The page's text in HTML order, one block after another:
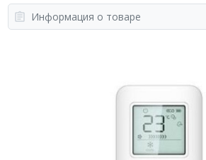
Информация о товаре